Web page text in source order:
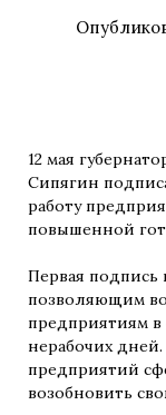
12 мая
Сипягин
работу
повышенной
Первая подпись
позволяющим
предприятиям в
нерабочих
предприятий
возобновить